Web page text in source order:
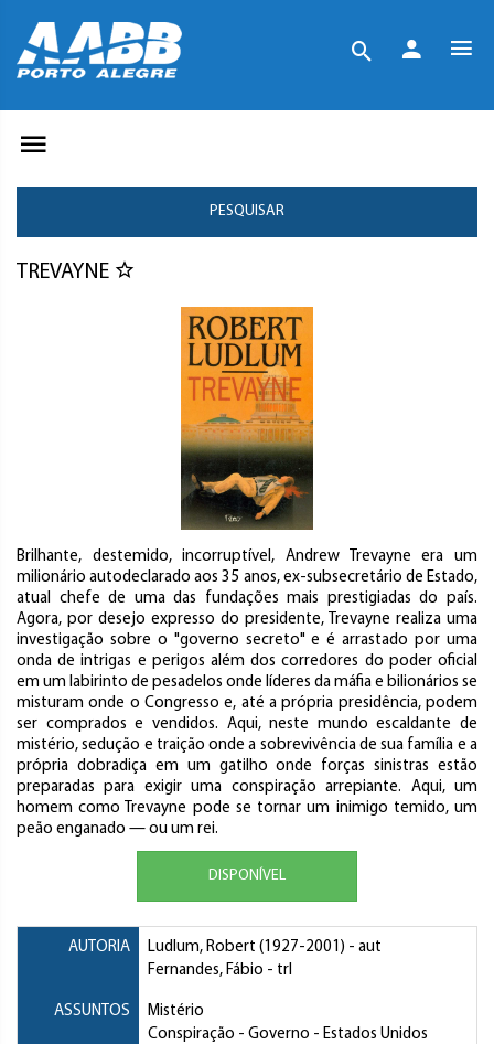
PESQUISAR
TREVAYNE
Brilhante, destemido, incorruptível, Andrew Trevayne era um
milionário autodeclarado aos 35 anos, ex-subsecretário de Estado,
atual chefe de uma das fundações mais prestigiadas do país.
Agora, por desejo expresso do presidente, Trevayne realiza uma
investigação sobre o "governo secreto" e é arrastado por uma
onda de intrigas e perigos além dos corredores do poder oficial
em um labirinto de pesadelos onde líderes da máfia e bilionários se
misturam onde o Congresso e, até a própria presidência, podem
ser comprados e vendidos. Aqui, neste mundo escaldante de
mistério, sedução e traição onde a sobrevivência de sua família e a
própria dobradiça em um gatilho onde forças sinistras estão
preparadas para exigir uma conspiração arrepiante. Aqui, um
homem como Trevayne pode se tornar um inimigo temido, um
peão enganado — ou um rei.
DISPONÍVEL
AUTORIA Ludlum, Robert (1927-2001) - aut
Fernandes, Fábio - trl
ASSUNTOS
Mistério
Conspiração - Governo - Estados Unidos